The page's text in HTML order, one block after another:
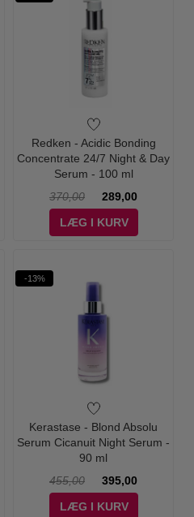
Redken - Acidic Bonding
Concentrate 24/7 Night & Day
Serum - 100 ml
370,00
289,00
LÆG I KURV
-13%
Kerastase - Blond Absolu
Serum Cicanuit Night Serum -
90 ml
455,00
395,00
LÆG I KURV